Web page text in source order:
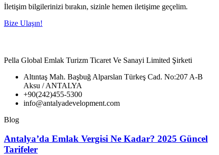
İletişim bilgilerinizi bırakın, sizinle hemen iletişime geçelim.
Bize Ulaşın!
Pella Global Emlak Turizm Ticaret Ve Sanayi Limited Şirketi
Altıntaş Mah. Başbuğ Alparslan Türkeş Cad. No:207 A-B
Aksu / ANTALYA
+90(242)455-5300
info@antalyadevelopment.com
Blog
Antalya’da Emlak Vergisi Ne Kadar? 2025 Güncel
Tarifeler